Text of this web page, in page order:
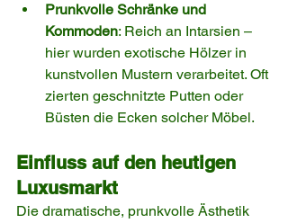
Prunkvolle Schränke und
Kommoden: Reich an Intarsien –
hier wurden exotische Hölzer in
kunstvollen Mustern verarbeitet. Oft
zierten geschnitzte Putten oder
Büsten die Ecken solcher Möbel.
Einfluss auf den heutigen
Luxusmarkt
Die dramatische, prunkvolle Ästhetik